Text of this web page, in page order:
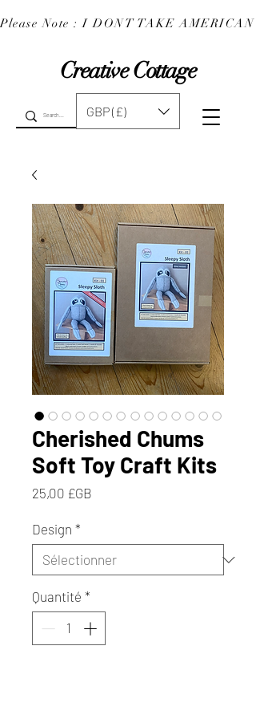
Creative Cottage
Please Note : I DONT TAKE
GBP (£)
Cherished Chums
Soft Toy Craft Kits
25,00 £GB
Design *
Quantité *